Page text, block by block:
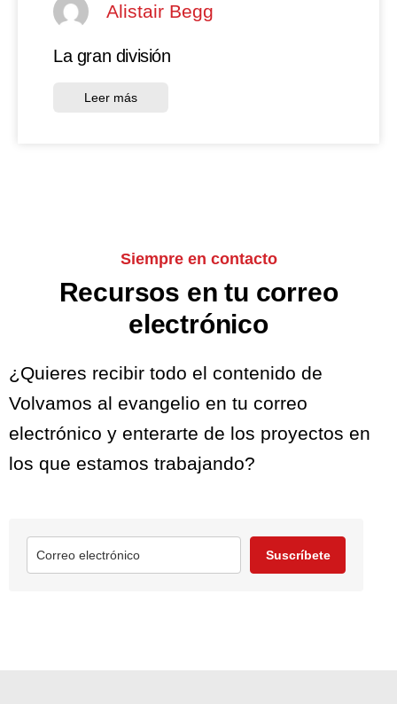
Alistair Begg
La gran división
Leer más
Siempre en contacto
Recursos en tu correo
electrónico
¿Quieres recibir todo el contenido de
Volvamos al evangelio en tu correo
electrónico y enterarte de los proyectos en
los que estamos trabajando?
Suscríbete